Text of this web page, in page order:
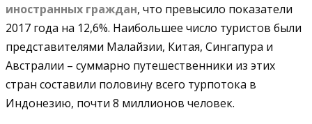
иностранных граждан, что превысило показатели
2017 года на 12,6%. Наибольшее число туристов были
представителями Малайзии, Китая, Сингапура и
Австралии – суммарно путешественники из этих
стран составили половину всего турпотока в
Индонезию, почти 8 миллионов человек.